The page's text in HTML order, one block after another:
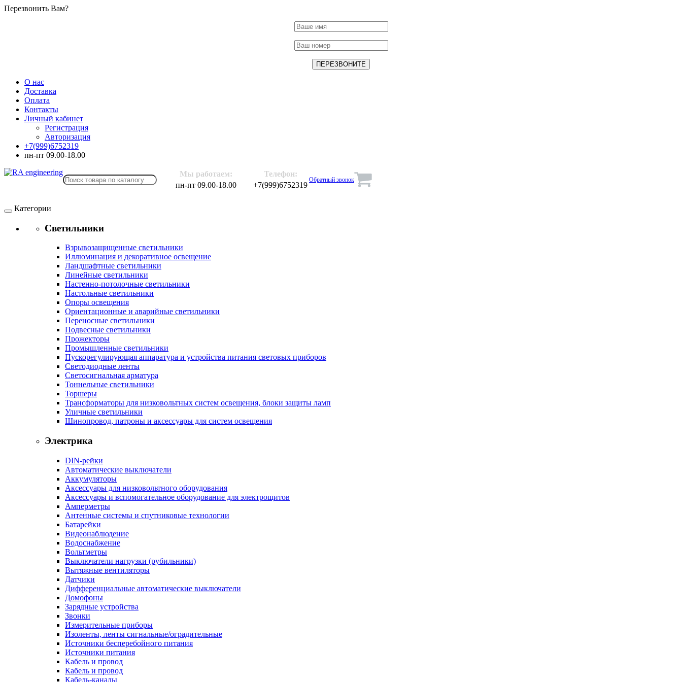
Перезвонить Вам?
О нас
Доставка
Оплата
Контакты
Личный кабинет
Регистрация
Авторизация
+7(999)6752319
пн-пт 09.00-18.00
Мы работаем:
Телефон:
пн-пт 09.00-18.00
+7(999)6752319
Обратный звонок
Категории
Светильники
Взрывозащищенные светильники
Иллюминация и декоративное освещение
Ландшафтные светильники
Линейные светильники
Настенно-потолочные светильники
Настольные светильники
Опоры освещения
Ориентационные и аварийные светильники
Переносные светильники
Подвесные светильники
Прожекторы
Промышленные светильники
Пускорегулирующая аппаратура и устройства питания световых приборов
Светодиодные ленты
Светосигнальная арматура
Тоннельные светильники
Торшеры
Трансформаторы для низковольтных систем освещения, блоки защиты ламп
Уличные светильники
Шинопровод, патроны и аксессуары для систем освещения
Электрика
DIN-рейки
Автоматические выключатели
Аккумуляторы
Аксессуары для низковольтного оборудования
Аксессуары и вспомогательное оборудование для электрощитов
Амперметры
Антенные системы и спутниковые технологии
Батарейки
Видеонаблюдение
Водоснабжение
Вольтметры
Выключатели нагрузки (рубильники)
Вытяжные вентиляторы
Датчики
Дифференциальные автоматические выключатели
Домофоны
Зарядные устройства
Звонки
Измерительные приборы
Изоленты, ленты сигнальные/оградительные
Источники бесперебойного питания
Источники питания
Кабель и провод
Кабель и провод
Кабель-каналы